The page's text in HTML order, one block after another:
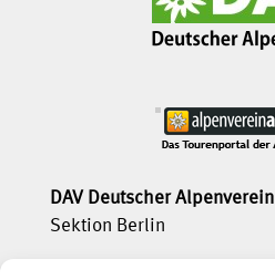
DAV Deutscher Alpenverein
Sektion Berlin